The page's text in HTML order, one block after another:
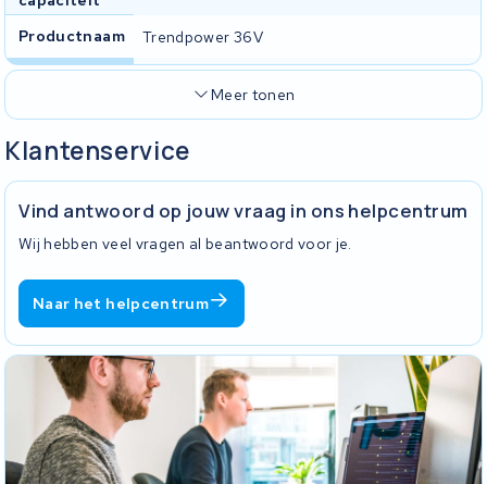
Productnaam Trendpower 36V
Meer tonen
Klantenservice
Vind antwoord op jouw vraag in ons helpcentrum
Wij hebben veel vragen al beantwoord voor je.
Naar het helpcentrum